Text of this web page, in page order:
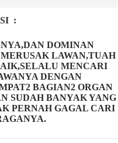
:
DOMINAN
LAWAN,TUAH
MENCARI
DENGAN
BAGIAN2 ORGAN
SUDAH BANYAK YANG
PERNAH GAGAL CARI